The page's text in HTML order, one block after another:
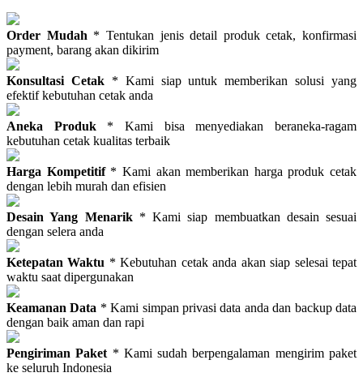
Order Mudah * Tentukan jenis detail produk cetak, konfirmasi
payment, barang akan dikirim
Konsultasi Cetak* Kami siap untuk memberikan solusi yang
efektif kebutuhan cetak anda
Aneka Produk * Kami bisa menyediakan beraneka-ragam
kebutuhan cetak kualitas terbaik
Harga Kompetitif* Kami akan memberikan harga produk cetak
dengan lebih murah dan efisien
Desain Yang Menarik* Kami siap membuatkan desain sesuai
dengan selera anda
Ketepatan Waktu * Kebutuhan cetak anda akan siap selesai tepat
waktu saat dipergunakan
Keamanan Data * Kami simpan privasi data anda dan backup data
dengan baik aman dan rapi
Pengiriman Paket * Kami sudah berpengalaman mengirim paket
ke seluruh Indonesia